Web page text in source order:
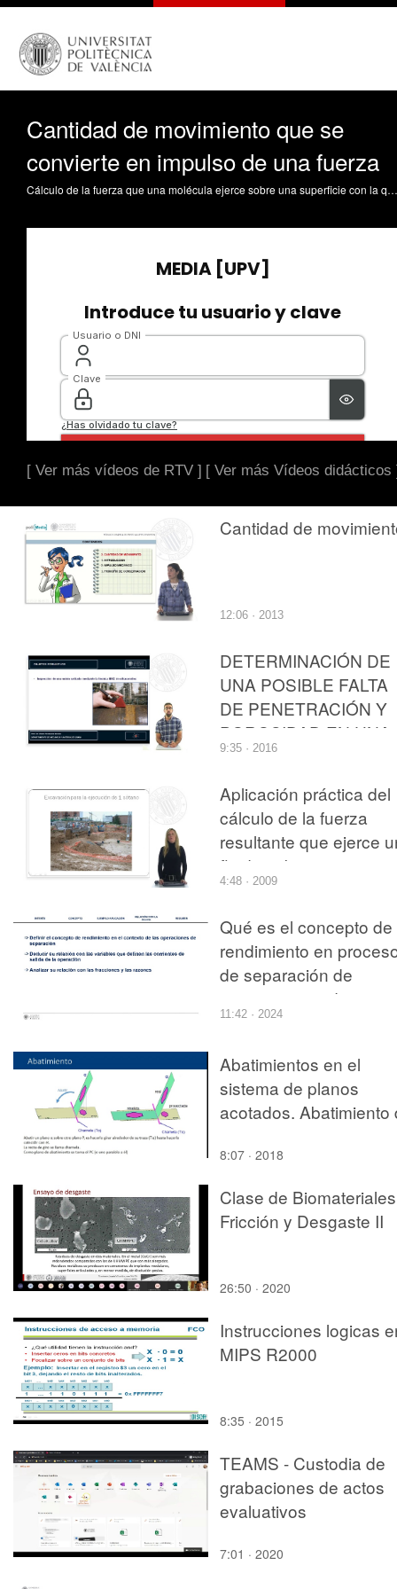
Cantidad de movimiento que se
convierte en impulso de una fuerza
Cálculo de la fuerza que una molécula ejerce sobre una superficie con la que choca a una determinada velocidad. Extrapolación a un conjunto de partículas con velocidad aleatoria en todas direcciones del espacio. Concepto de presión que un gas ejerce sobre las paredes del recipiente que lo contiene. Fita Fernández, IC. (2013). Cantidad de movimiento que se convierte en impulso de una fuerza. https://riunet.upv.es/handle/10251/29476
[ Ver más vídeos de RTV ] [ Ver más Vídeos didácticos
Cantidad de
12:06 · 2013
DETERMINACIÓN DE
UNA POSIBLE FALTA
DE PENETRACIÓN Y
POROSIDAD EN UNA
SOLDADURA
ULTRASONIDOS
9:35 · 2016
Aplicación práctica del
cálculo de la fuerza
resultante que ejerce
fluido sobre una
superficie: Encofrado a
contención de
armado
4:48 · 2009
Qué es el concepto de
rendimiento en
de separación de
componentes de una
corriente y cómo se
Ingeniería Química
11:42 · 2024
Abatimientos en el
sistema de planos
acotados. Abatimiento
8:07 · 2018
Clase de
Fricción y Desgaste II
26:50 · 2020
Instrucciones logicas
MIPS R2000
8:35 · 2015
TEAMS - Custodia de
grabaciones de actos
evaluativos
7:01 · 2020